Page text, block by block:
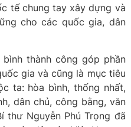
tế chung tay xây dựng và
cho các quốc gia, dân
thành công góp phần
gia và cũng là mục tiêu
ta: hòa bình, thống nhất,
dân chủ, công bằng, văn
thư Nguyễn Phú Trọng đã